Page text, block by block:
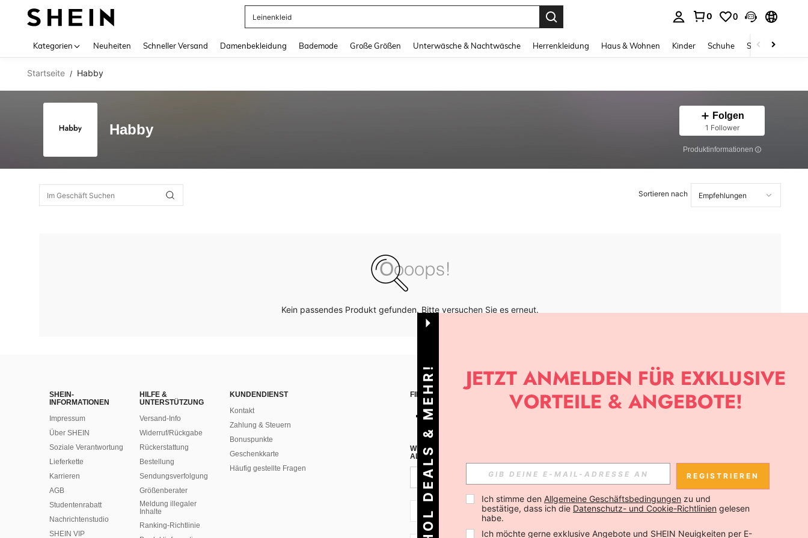
Leinenkleid
0 0
Kategorien Neuheiten Schneller Versand Damenbekleidung Bademode Große Größen Unterwäsche & Nachtwäsche Herrenkleidung Haus & Wohnen Kinder Schuhe Schmuck &
Startseite / Habby
Habby
Folgen
1 Follower
Produktinformationen
Sortieren nach
Kein passendes Produkt gefunden. Bitte versuchen Sie es erneut.
SHEIN-
INFORMATIONEN
Impressum
Über SHEIN
Soziale Verantwortung
Lieferkette
Karrieren
AGB
Studentenrabatt
Nachrichtenstudio
SHEIN VIP
HILFE &
UNTERSTÜTZUNG
Versand-Info
Widerruf/Rückgabe
Rückerstattung
Bestellung
Sendungsverfolgung
Größenberater
Meldung illegaler
Inhalte
Ranking-Richtlinie
KUNDENDIENST
Kontakt
Zahlung & Steuern
Bonuspunkte
Geschenkkarte
Häufig gestellte Fragen
FINDE UNS AUF APP
WENN DU DICH FÜR UNSEREN NEWSLETTER ANMELDEST, KANNST DU DIE NEUESTEN TRENDS VOR
ALLEN ANDEREN ERFAHREN (DU KANNST DICH JEDERZEIT ABMELDEN).
Abonnieren
AT + 43 Abonnieren
HOL DEALS & MEHR! REGISTRIEREN
Ich stimme den Allgemeine Geschäftsbedingungen zu und
bestätige, dass ich die Datenschutz- und Cookie-Richtlinien gelesen
habe.
Ich möchte gerne exklusive Angebote und SHEIN Neuigkeiten per E-